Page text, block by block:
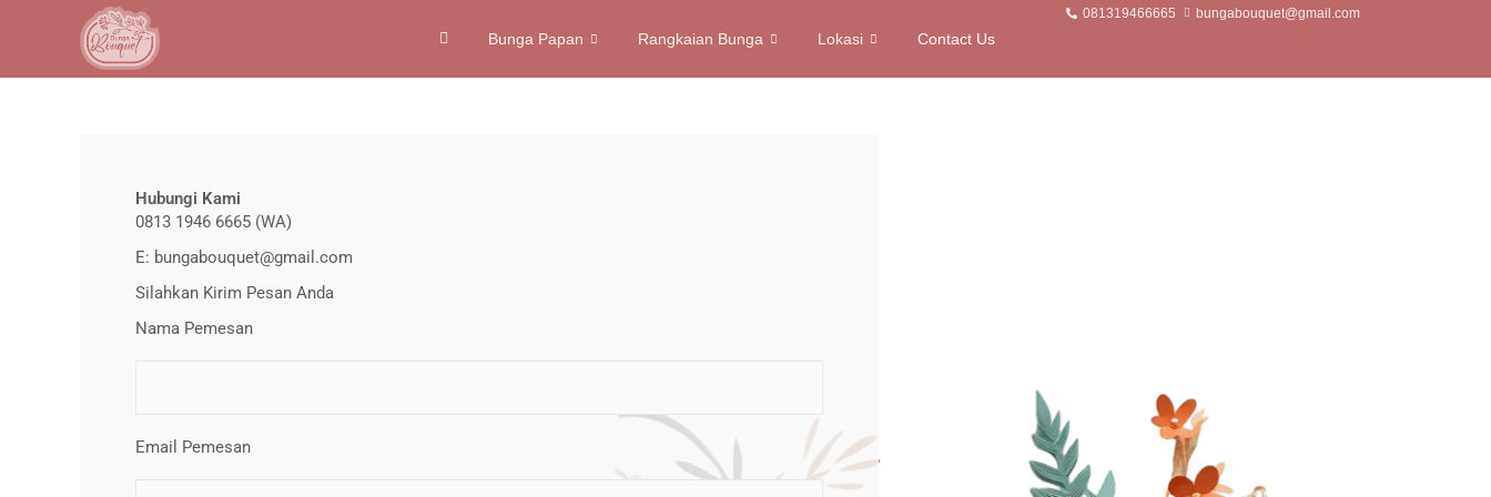
Bunga Papan Rangkaian Bunga Lokasi Contact Us
081319466665 bungabouquet@gmail.com
Hubungi Kami
0813 1946 6665 (WA)
E: bungabouquet@gmail.com
Silahkan Kirim Pesan Anda
Nama Pemesan
Email Pemesan